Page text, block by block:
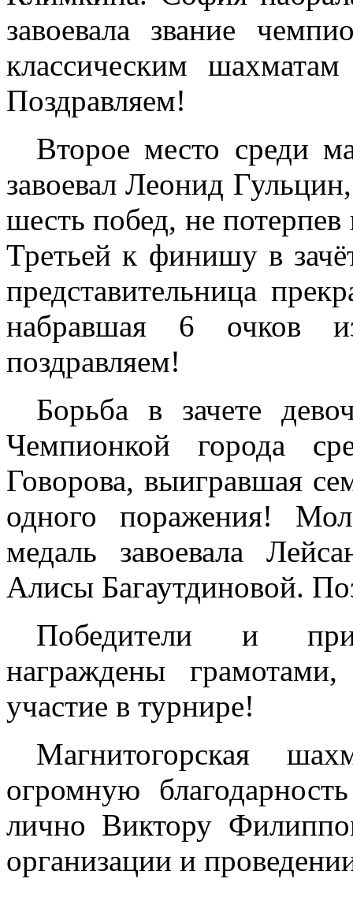
завоевала звание
классическим
Поздравляем!
Второе место среди
завоевал Леонид
шесть побед, не
Третьей к финишу в
представительница
набравшая 6 очков
поздравляем!
Борьба в зачете
Чемпионкой города
Говорова, выигравшая
одного поражения!
медаль завоевала
Алисы Багаутдиновой.
Победители и
награждены
участие в турнире!
Магнитогорская
огромную
лично Виктору
организации и